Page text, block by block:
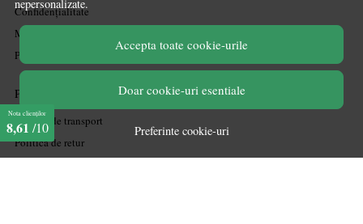
nepersonalizate.
Accepta toate cookie-urile
Doar cookie-uri esentiale
Preferinte cookie-uri
Confidențialitate
Mărturiile clienților
Politica de Cookies
PLATA SI LIVRARE
Politica de transport
Politica de retur
Nota clienților
8,61 /10